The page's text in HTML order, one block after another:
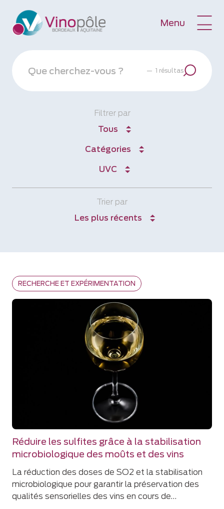
Menu
— 1 résultas
Filtrer par
Tous
Catégories
UVC
Trier par
Les plus récents
Réduire les sulfites grâce à la stabilisation
microbiologique des moûts et des vins
RECHERCHE ET EXPÉRIMENTATION
La réduction des doses de SO2 et la stabilisation
microbiologique pour garantir la préservation des
qualités sensorielles des vins en cours de…